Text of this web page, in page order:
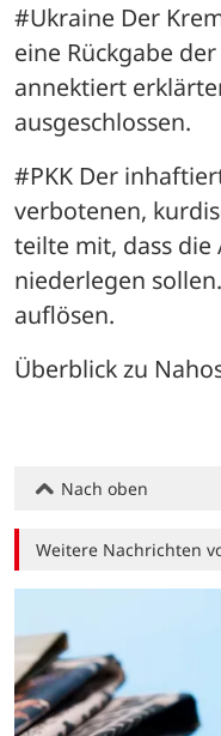
#Ukraine Der
eine Rückgabe
annektiert
ausgeschlossen.
#PKK Der
verbotenen,
teilte mit, dass
niederlegen
auflösen.
Überblick zu
Nach oben
Weitere Nachrichten